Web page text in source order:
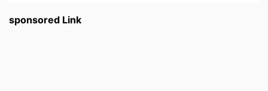
sponsored Link